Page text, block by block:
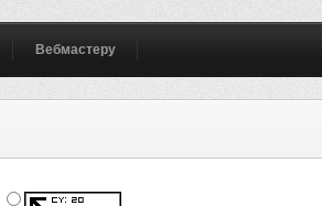
Вебмастеру